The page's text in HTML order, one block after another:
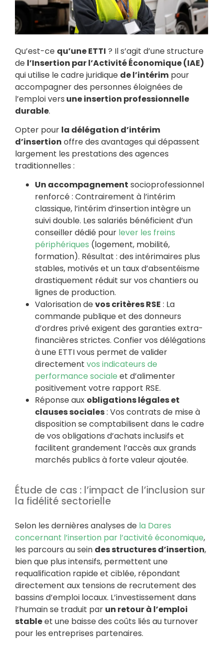
Qu’est-ce qu’une ETTI ? Il s’agit d’une structure
de l’Insertion par l’Activité Économique (IAE)
qui utilise le cadre juridique de l’intérim pour
accompagner des personnes éloignées de
l’emploi vers une insertion professionnelle
durable.
Opter pour la délégation d’intérim
d’insertion offre des avantages qui dépassent
largement les prestations des agences
traditionnelles :
Un accompagnement socioprofessionnel
renforcé : Contrairement à l’intérim
classique, l’intérim d’insertion intègre un
suivi double. Les salariés bénéficient d’un
conseiller dédié pour lever les freins
périphériques (logement, mobilité,
formation). Résultat : des intérimaires plus
stables, motivés et un taux d’absentéisme
drastiquement réduit sur vos chantiers ou
lignes de production.
Valorisation devos critères RSE : La
commande publique et des donneurs
d’ordres privé exigent des garanties extra-
financières strictes. Confier vos délégations
à une ETTI vous permet de valider
directement vos indicateurs de
performance sociale et d’alimenter
positivement votre rapport RSE.
Réponse aux obligations légales et
clauses sociales: Vos contrats de mise à
disposition se comptabilisent dans le cadre
de vos obligations d’achats inclusifs et
facilitent grandement l’accès aux grands
marchés publics à forte valeur ajoutée.
Étude de cas : l’impact de l’inclusion sur
la fidélité sectorielle
Selon les dernières analyses de la Dares
concernant l’insertion par l’activité économique,
les parcours au sein des structures d’insertion,
bien que plus intensifs, permettent une
requalification rapide et ciblée, répondant
directement aux tensions de recrutement des
bassins d’emploi locaux. L’investissement dans
l’humain se traduit par un retour à l’emploi
stableet une baisse des coûts liés au turnover
pour les entreprises partenaires.